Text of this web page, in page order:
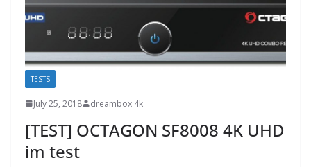
TESTS
July 25, 2018 dreambox 4k
[TEST] OCTAGON SF8008 4K UHD
im test